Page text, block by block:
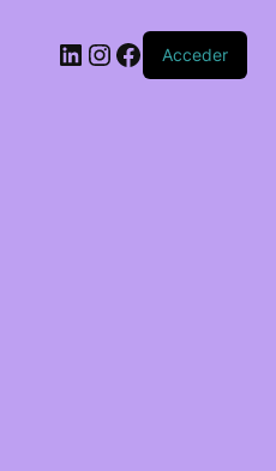
LinkedIn
Instagram
Facebook
Acceder